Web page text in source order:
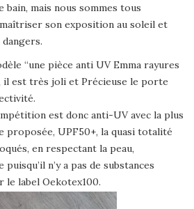
mais nous sommes tous
son exposition au soleil et
“une pièce anti UV Emma rayures
il est très joli et Précieuse le porte
est donc anti-UV avec la plus
UPF50+, la quasi totalité
en respectant la peau,
n’y a pas de substances
le label Oekotex100.